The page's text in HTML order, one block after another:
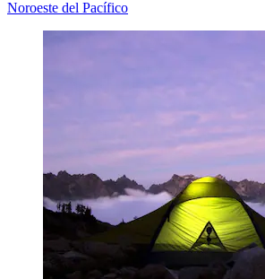
Noroeste del Pacífico